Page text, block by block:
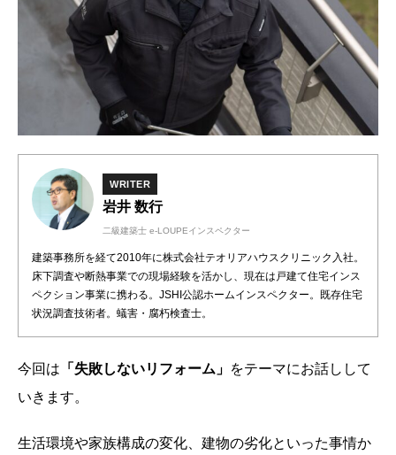
WRITER
岩井 数行
二級建築士 e-LOUPEインスペクター
建築事務所を経て2010年に株式会社テオリアハウスクリニック入社。
床下調査や断熱事業での現場経験を活かし、現在は戸建て住宅インス
ペクション事業に携わる。JSHI公認ホームインスペクター。既存住宅
状況調査技術者。蟻害・腐朽検査士。
今回は 「失敗しないリフォーム」 をテーマにお話しして
いきます。
生活環境や家族構成の変化、建物の劣化といった事情か